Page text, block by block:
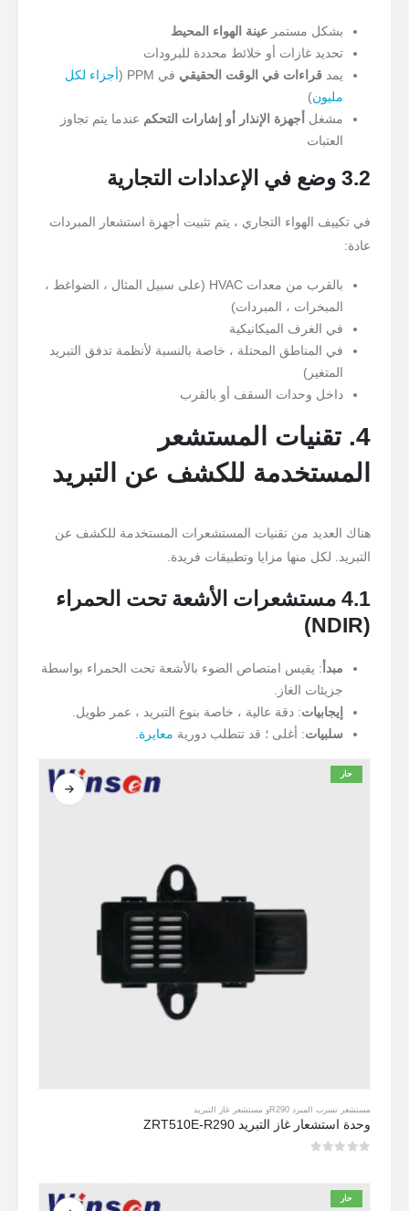
بشكل مستمر عينة الهواء المحيط
تحديد غازات أو خلائط محددة للبرودات
يمد قراءات في الوقت الحقيقي في PPM (
أجزاء لكل
مليون)
مشغل
أجهزة الإنذار أو إشارات التحكم عندما يتم تجاوز
العتبات
3.2 وضع في الإعدادات التجارية
في تكييف الهواء التجاري ، يتم تثبيت أجهزة استشعار المبردات
عادة:
بالقرب من معدات HVAC (على سبيل المثال ، الضواغط ،
المبخرات ، المبردات)
في الغرف الميكانيكية
في المناطق المحتلة ، خاصة بالنسبة لأنظمة تدفق التبريد
المتغير)
داخل وحدات السقف أو بالقرب
4. تقنيات المستشعر
المستخدمة للكشف عن التبريد
هناك العديد من تقنيات المستشعرات المستخدمة للكشف عن
التبريد. لكل منها مزايا وتطبيقات فريدة.
4.1 مستشعرات الأشعة تحت الحمراء
(NDIR)
مبدأ : يقيس امتصاص الضوء بالأشعة تحت الحمراء بواسطة
جزيئات الغاز.
إيجابيات: دقة عالية ، خاصة بنوع التبريد ، عمر طويل.
سلبيات: أغلى ؛ قد تتطلب دورية معايرة
حار
مستشعر تسرب المبرد R290 و مستشعر غاز التبريد
وحدة استشعار غاز التبريد ZRT510E-R290
حار